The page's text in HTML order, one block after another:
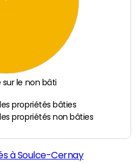
sur le non bâti
propriétés bâties
propriétés non bâties
à Soulce-Cernay